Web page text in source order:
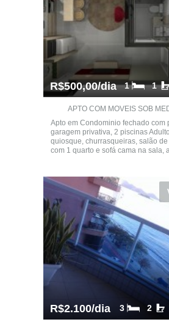
R$500,00/dia 1
1
APTO COM MOVEIS SOB
Apto em Condominio fechado com
garagem privativa, 2 piscinas
quiosque, churrasqueiras, salão de
com 1 quarto e sofá cama na sala,
R$2.100/dia 2
3